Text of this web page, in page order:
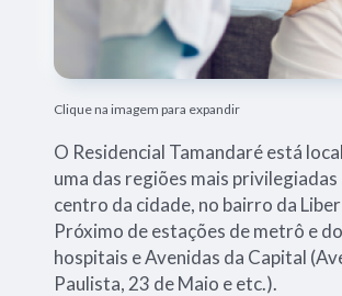
Clique na imagem para expandir
O Residencial Tamandaré está
uma das regiões mais privilegiadas
centro da cidade, no bairro da
Próximo de estações de metrô e
hospitais e Avenidas da Capital
Paulista, 23 de Maio e etc.).